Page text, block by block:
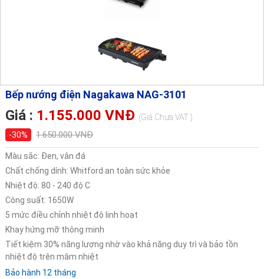
Bếp nướng điện Nagakawa NAG-3101
Giá : 1.155.000 VNĐ (Giá Chưa VAT )
-30%
1.650.000 VNĐ
Màu sắc: Đen, vân đá
Chất chống dính: Whitford an toàn sức khỏe
Nhiệt độ: 80 - 240 độ C
Công suất: 1650W
5 mức điều chỉnh nhiệt độ linh hoạt
Khay hứng mỡ thông minh
Tiết kiệm 30% năng lượng nhờ vào khả năng duy trì và bảo tồn
nhiệt độ trên mâm nhiệt
Bảo hành 12 tháng